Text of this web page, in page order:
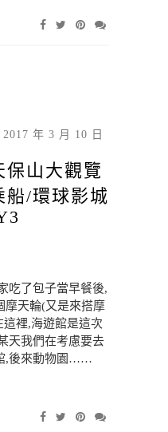
2017 年 3 月 10 日
山大觀覽
/環球影城
吃了包子當早餐後,
摩天輪(又是來搭摩
裡,海遊館是這次
天我們在考慮要去
,後來動物園……